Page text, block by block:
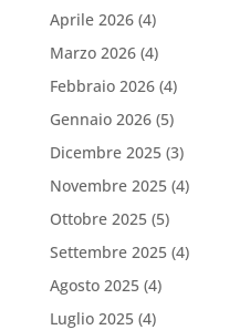
Aprile 2026(4)
Marzo 2026(4)
Febbraio 2026(4)
Gennaio 2026(5)
Dicembre 2025(3)
Novembre 2025(4)
Ottobre 2025(5)
Settembre 2025(4)
Agosto 2025(4)
Luglio 2025(4)